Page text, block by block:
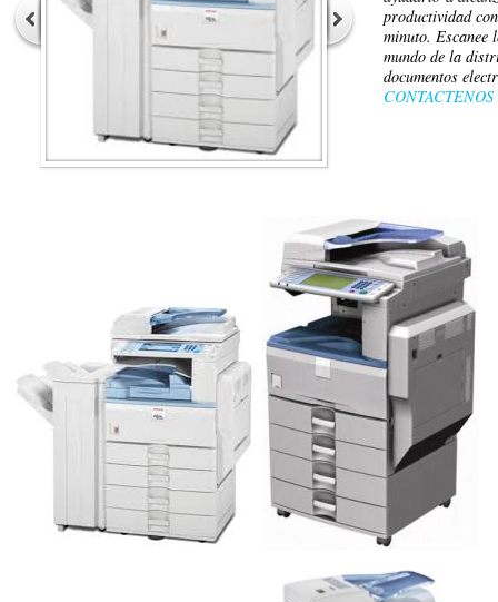
productividad
minuto. Escanee
mundo de la
documentos
CONTACTENOS